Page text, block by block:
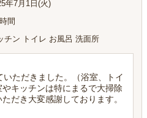
年7月1日(火)
間
チン トイレ お風呂 洗面所
ただきました。（浴室、トイ
キッチンは特にまるで大掃除
だき大変感謝しております。